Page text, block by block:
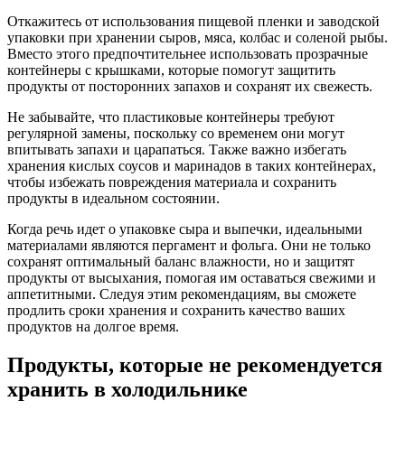
Откажитесь от использования пищевой пленки и заводской
упаковки при хранении сыров, мяса, колбас и соленой рыбы.
Вместо этого предпочтительнее использовать прозрачные
контейнеры с крышками, которые помогут защитить
продукты от посторонних запахов и сохранят их свежесть.
Не забывайте, что пластиковые контейнеры требуют
регулярной замены, поскольку со временем они могут
впитывать запахи и царапаться. Также важно избегать
хранения кислых соусов и маринадов в таких контейнерах,
чтобы избежать повреждения материала и сохранить
продукты в идеальном состоянии.
Когда речь идет о упаковке сыра и выпечки, идеальными
материалами являются пергамент и фольга. Они не только
сохранят оптимальный баланс влажности, но и защитят
продукты от высыхания, помогая им оставаться свежими и
аппетитными. Следуя этим рекомендациям, вы сможете
продлить сроки хранения и сохранить качество ваших
продуктов на долгое время.
Продукты, которые не рекомендуется
хранить в холодильнике